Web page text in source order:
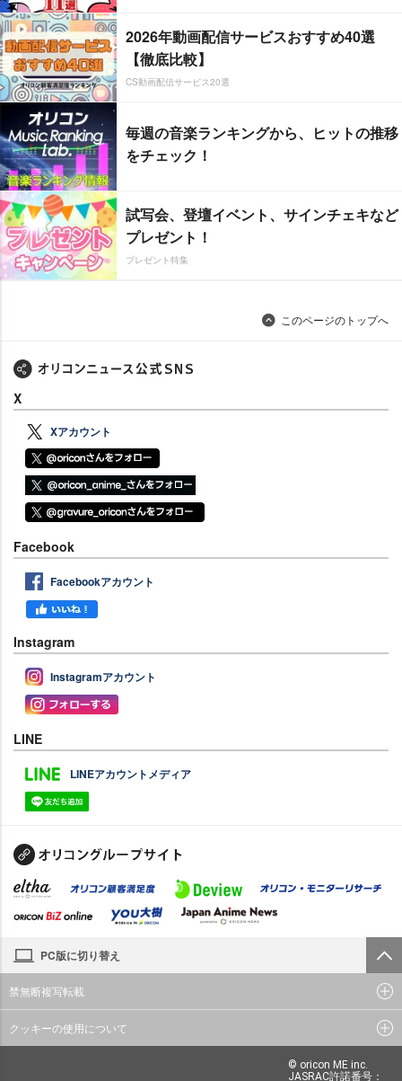
2026年動画配信サービスおすすめ40選
【徹底比較】
CS動画配信サービス20選
毎週の音楽ランキングから、ヒットの推移
をチェック！
試写会、登壇イベント、サインチェキなど
プレゼント！
プレゼント特集
このページのトップへ
X
Xアカウント
Facebook
Facebookアカウント
Instagram
Instagramアカウント
LINE
LINEアカウントメディア
PC版に切り替え
禁無断複写転載
クッキーの使用について
© oricon ME inc.
JASRAC許諾番号：